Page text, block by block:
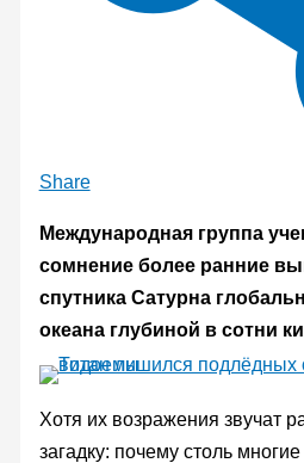
Share
Международная группа
сомнение более ранние
спутника Сатурна
океана глубиной в сотни
Хотя их возражения звучат
загадку: почему столь